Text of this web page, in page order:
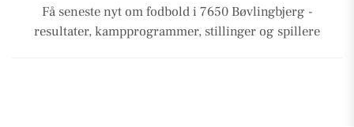
Få seneste nyt om fodbold i 7650 Bøvlingbjerg -
resultater, kampprogrammer, stillinger og spillere